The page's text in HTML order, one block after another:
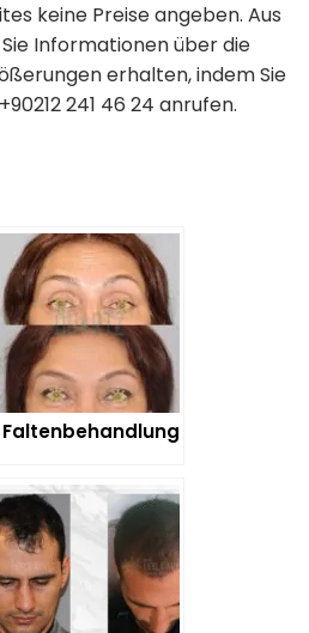
keine Preise angeben. Aus
Informationen über die
erhalten, indem Sie
241 46 24 anrufen.
Faltenbehandlung